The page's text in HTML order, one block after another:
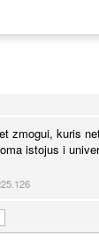
zmogui, kuris
istojus i